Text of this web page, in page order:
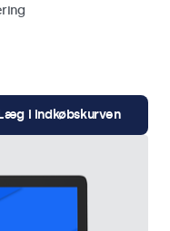
i indkøbskurven